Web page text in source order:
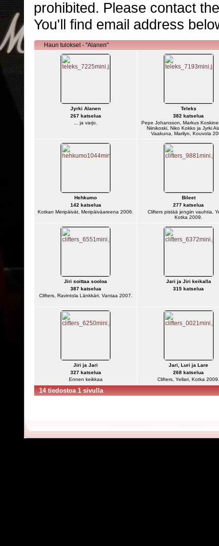
prohibited. Please contact
You'll find email address
Haun tulokset - "Alanen"
Jyrki Alanen
267 katselua
... ja varjo.
Teleks
382 katselua
Pepe Johansson, Markus
Niinikoski, Niko Kokko ja Jyrki
Vaakuna, Marilyn, Kouvola
Hehkumo
142 katselua
Kotkan Meripäivät, Meripäiväareena 2006.
Bileet
277 katselua
Clifters pistää jengiin vauhtia,
Kotka 2009.
Jiri soittaa sooloa
387 katselua
Clifters, Ravintola Länkkäri, Vantaa 2007.
Jari ja Jiri keikalla
315 katselua
Jiri ja Jari
327 katselua
Ennen keikkaa
Jari, Luri ja Lare
268 katselua
Clifters, Yellari, Kotka 2009.
14 tiedostoa 1 sivulla